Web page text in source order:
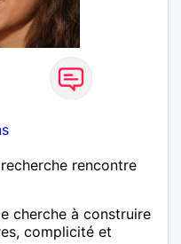
rencontre
cherche à construire
complicité et